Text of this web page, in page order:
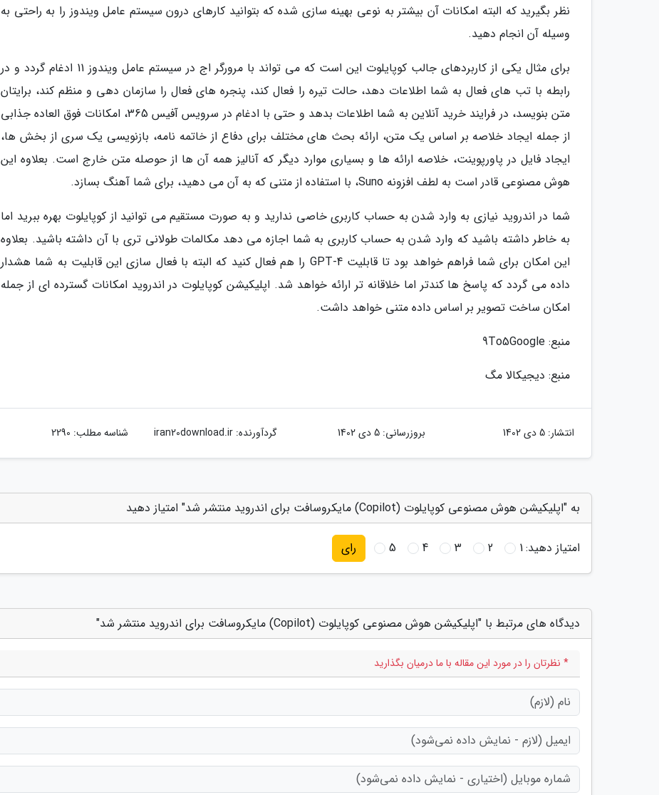
نظر بگیرید که البته امکانات آن بیشتر به نوعی بهینه سازی شده که بتوانید کارهای درون سیستم عامل ویندوز را به راحتی به
وسیله آن انجام دهید.
برای مثال یکی از کاربردهای جالب کوپایلوت این است که می تواند با مرورگر اج در سیستم عامل ویندوز 11 ادغام گردد و در
رابطه با تب های فعال به شما اطلاعات دهد، حالت تیره را فعال کند، پنجره های فعال را سازمان دهی و منظم کند، برایتان
متن بنویسد، در فرایند خرید آنلاین به شما اطلاعات بدهد و حتی با ادغام در سرویس آفیس 365، امکانات فوق العاده جذابی
از جمله ایجاد خلاصه بر اساس یک متن، ارائه بحث های مختلف برای دفاع از خاتمه نامه، بازنویسی یک سری از بخش ها،
ایجاد فایل در پاورپوینت، خلاصه ارائه ها و بسیاری موارد دیگر که آنالیز همه آن ها از حوصله متن خارج است. بعلاوه این
هوش مصنوعی قادر است به لطف افزونه Suno، با استفاده از متنی که به آن می دهید، برای شما آهنگ بسازد.
شما در اندروید نیازی به وارد شدن به حساب کاربری خاصی ندارید و به صورت مستقیم می توانید از کوپایلوت بهره ببرید اما
به خاطر داشته باشید که وارد شدن به حساب کاربری به شما اجازه می دهد مکالمات طولانی تری با آن داشته باشید. بعلاوه
این امکان برای شما فراهم خواهد بود تا قابلیت GPT-4 را هم فعال کنید که البته با فعال سازی این قابلیت به شما هشدار
داده می گردد که پاسخ ها کندتر اما خلاقانه تر ارائه خواهد شد. اپلیکیشن کوپایلوت در اندروید امکانات گسترده ای از جمله
امکان ساخت تصویر بر اساس داده متنی خواهد داشت.
منبع: 9To5Google
منبع: دیجیکالا مگ
انتشار: 5 دی 1402 بروزرسانی: 5 دی 1402 گردآورنده:iran20download.ir شناسه مطلب: 2290
به "اپلیکیشن هوش مصنوعی کوپایلوت (Copilot) مایکروسافت برای اندروید منتشر شد" امتیاز دهید
امتیاز دهید:1
2
3
4
5 رای
دیدگاه های مرتبط با "اپلیکیشن هوش مصنوعی کوپایلوت (Copilot) مایکروسافت برای اندروید منتشر شد"
* نظرتان را در مورد این مقاله با ما درمیان بگذارید